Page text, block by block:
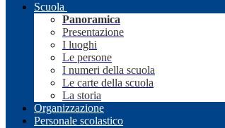
Scuola
Panoramica
Presentazione
I luoghi
Le persone
I numeri della scuola
Le carte della scuola
La storia
Organizzazione
Personale scolastico